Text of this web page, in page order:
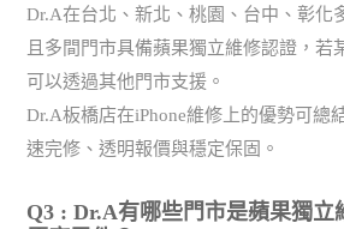
Dr.A在台北、新北、桃園、台中、彰化
且多間門市具備蘋果獨立維修認證，若
可以透過其他門市支援。
Dr.A板橋店在iPhone維修上的優勢可總
速完修、透明報價與穩定保固。
Q3 : Dr.A有哪些門市是蘋果獨立